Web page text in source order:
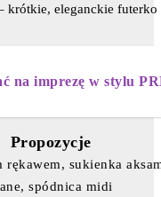
krótkie, eleganckie futerko
na imprezę w stylu
Propozycje
rękawem, sukienka
spódnica midi